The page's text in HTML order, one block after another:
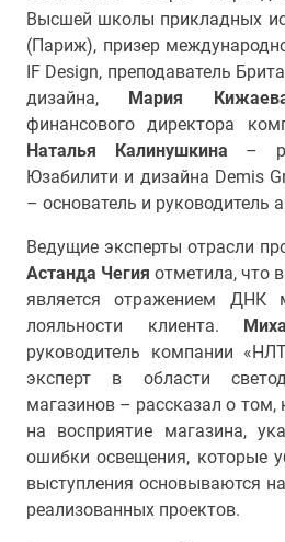
Высшей школы прикладных
(Париж), призер
IF Design, преподаватель
дизайна, Мария
финансового директора
Наталья Калинушкина –
Юзабилити и дизайна Demis
– основатель и руководитель
Ведущие эксперты отрасли
Астанда Чегия отметила, что
является отражением ДНК
лояльности клиента.
руководитель компании
эксперт в области
магазинов – рассказал о том,
на восприятие магазина,
ошибки освещения, которые
выступления основываются
реализованных проектов.